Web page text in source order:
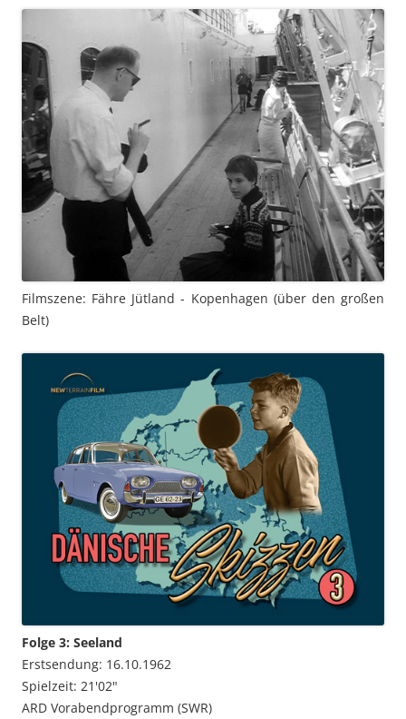
Filmszene: Fähre Jütland - Kopenhagen (über den großen
Belt)
Folge 3: Seeland
Erstsendung: 16.10.1962
Spielzeit: 21'02"
ARD Vorabendprogramm (SWR)